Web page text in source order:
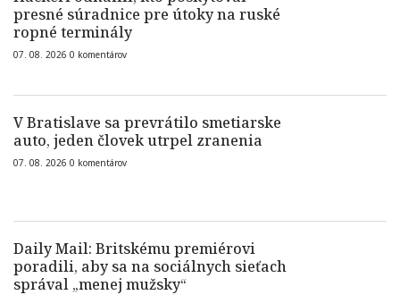
presné súradnice pre útoky na ruské
ropné terminály
07. 08. 2026 0 komentárov
V Bratislave sa prevrátilo smetiarske
auto, jeden človek utrpel zranenia
07. 08. 2026 0 komentárov
Daily Mail: Britskému premiérovi
poradili, aby sa na sociálnych sieťach
správal „menej mužsky“